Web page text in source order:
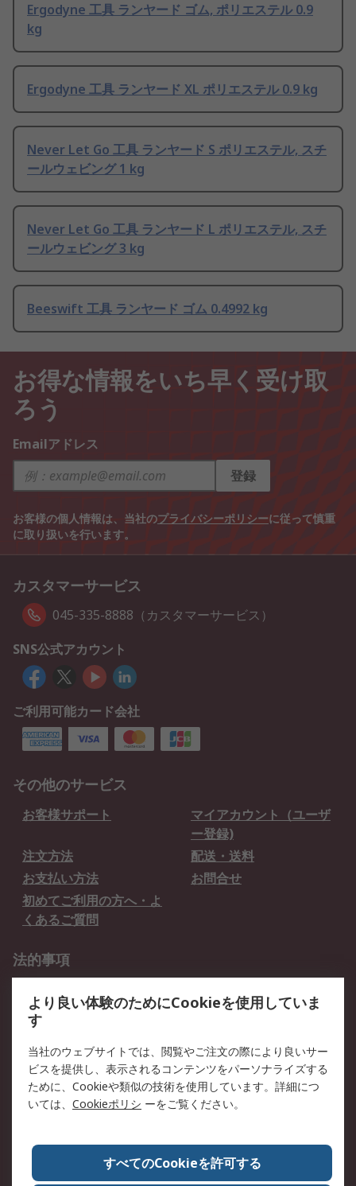
Ergodyne 工具 ランヤード ゴム, ポリエステル 0.9
kg
Ergodyne 工具 ランヤード XL ポリエステル 0.9 kg
Never Let Go 工具 ランヤード S ポリエステル, スチ
ールウェビング 1 kg
Never Let Go 工具 ランヤード L ポリエステル, スチ
ールウェビング 3 kg
Beeswift 工具 ランヤード ゴム 0.4992 kg
お得な情報をいち早く受け取
ろう
Emailアドレス
登録
お客様の個人情報は、当社のプライバシーポリシーに従って慎重
に取り扱いを行います。
カスタマーサービス
045-335-8888（カスタマーサービス）
SNS公式アカウント
ご利用可能カード会社
その他のサービス
お客様サポート
マイアカウント（ユーザ
ー登録)
注文方法
配送・送料
お支払い方法
お問合せ
初めてご利用の方へ・よ
くあるご質問
法的事項
クッキーポリシー
RSについて
会社概要
採用情報
プレスリリース＆お知ら
コーポレートサイト
全世界のRS
RSの歴史
ESGへの取り組み（英語）
認証について
より良い体験のためにCookieを使用していま
す
当社のウェブサイトでは、閲覧やご注文の際により良いサー
ビスを提供し、表示されるコンテンツをパーソナライズする
ために、Cookieや類似の技術を使用しています。詳細につ
いては、 Cookieポリシ ーをご覧ください。
すべてのCookieを許可する